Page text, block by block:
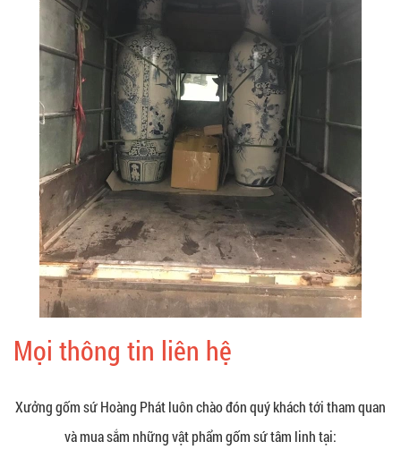
Mọi thông tin liên hệ
Xưởng gốm sứ Hoàng Phát luôn chào đón quý khách tới tham quan
và mua sắm những vật phẩm gốm sứ tâm linh tại: